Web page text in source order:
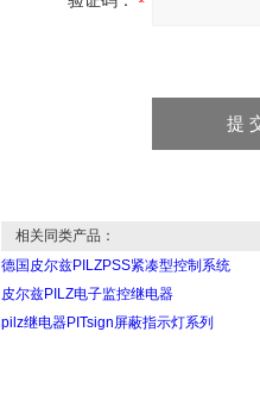
相关同类产品：
德国皮尔兹PILZPSS紧凑型控制系统
皮尔兹PILZ电子监控继电器
pilz继电器PITsign屏蔽指示灯系列